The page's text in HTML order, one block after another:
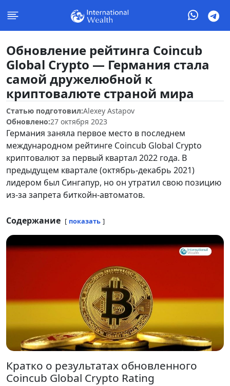
Обновление рейтинга Coincub
Global Crypto — Германия стала
самой дружелюбной к
криптовалюте страной мира
Статью подготовил:Alexey Astapov
Обновлено:27 октября 2023
Германия заняла первое место в последнем
международном рейтинге Coincub Global Crypto
криптовалют за первый квартал 2022 года. В
предыдущем квартале (октябрь-декабрь 2021)
лидером был Сингапур, но он утратил свою позицию
из-за запрета биткойн-автоматов.
Содержание показать
Кратко о результатах обновленного
Coincub Global Crypto Rating